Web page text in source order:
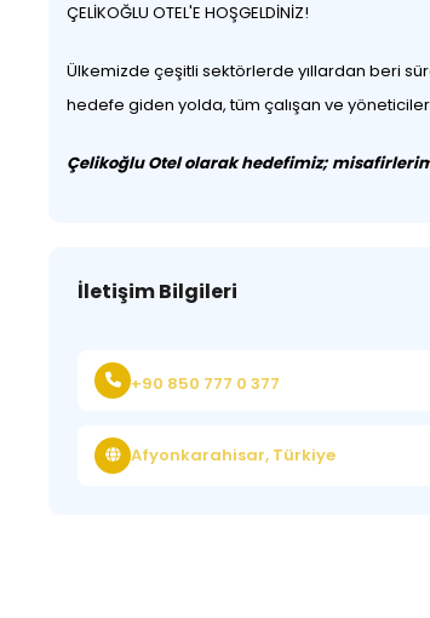
ÇELİKOĞLU OTEL'E HOŞGELDİNİZ!
Ülkemizde çeşitli sektörlerde yıllardan beri
hedefe giden yolda, tüm çalışan ve
Çelikoğlu Otel olarak hedefimiz;
İletişim Bilgileri
+90 850 777 0 377
Afyonkarahisar, Türkiye